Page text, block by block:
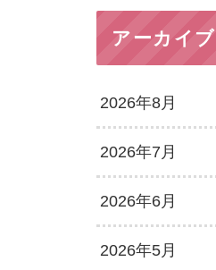
アーカイブ
2026年8月
2026年7月
2026年6月
2026年5月